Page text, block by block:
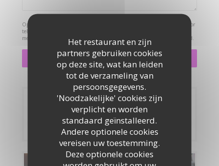
Het restaurant en zijn
partners gebruiken cookies
op deze site, wat kan leiden
tot de verzameling van
persoonsgegevens.
'Noodzakelijke' cookies zijn
verplicht en worden
standaard geïnstalleerd.
Andere optionele cookies
vereisen uw toestemming.
Deze optionele cookies
Op grond van de privacywetgeving heeft u het recht om u af te melden voor
telefonische marketing via het Bel-me-niet Register:
meer informatie over hoe wij uw gegevens verwerken, zie ons
privacybeleid.
Reservering
RESERVEER EEN TAFEL